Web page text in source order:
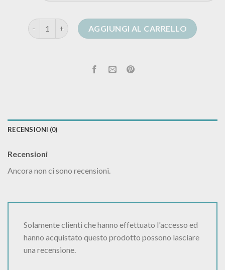
tezenis cardigan quantitàAGGIUNGI AL CARRELLO
RECENSIONI (0)
Recensioni
Ancora non ci sono recensioni.
Solamente clienti che hanno effettuato l'accesso ed
hanno acquistato questo prodotto possono lasciare
una recensione.